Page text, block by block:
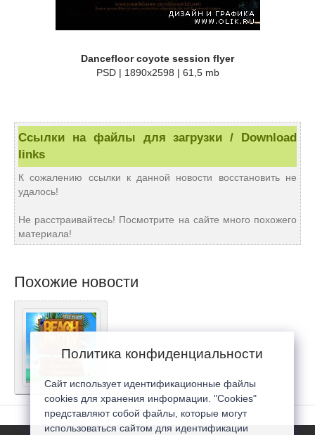
Dancefloor coyote session flyer
PSD | 1890x2598 | 61,5 mb
Ссылки на файлы для загрузки / Download
links
К сожалению ссылки к данной новости восстановить не
удалось!
Не расстраивайтесь! Посмотрите на сайте много похожего
материала!
Похожие новости
Политика конфиденциальности
Сайт использует идентификационные файлы
cookies для хранения информации. "Cookies"
представляют собой файлы, которые могут
использоваться сайтом для идентификации